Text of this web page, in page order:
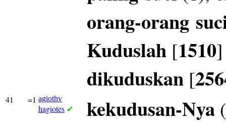
orang-orang
Kuduslah [1510
dikuduskan [
41 =1 agiothv
hagiotes ✔ kekudusan-Nya